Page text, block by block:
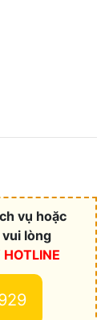
vụ hoặc
lòng